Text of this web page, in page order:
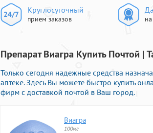
Круглосуточный
прием заказов
Препарат Виагра Купить Почтой |
Только сегодня надежные средства
аптеке. Здесь Вы можете быстро купить
фирм с доставкой почтой в Ваш город.
Виагра
100мг